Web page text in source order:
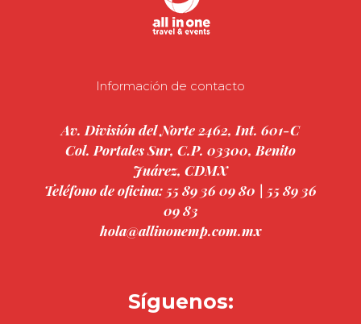
Información de contacto
Av. División del Norte 2462, Int. 601-C
Col. Portales Sur, C.P. 03300, Benito
Juárez, CDMX
Teléfono de oficina: 55 89 36 09 80 | 55 89 36
09 83
hola@allinonemp.com.mx
Síguenos: